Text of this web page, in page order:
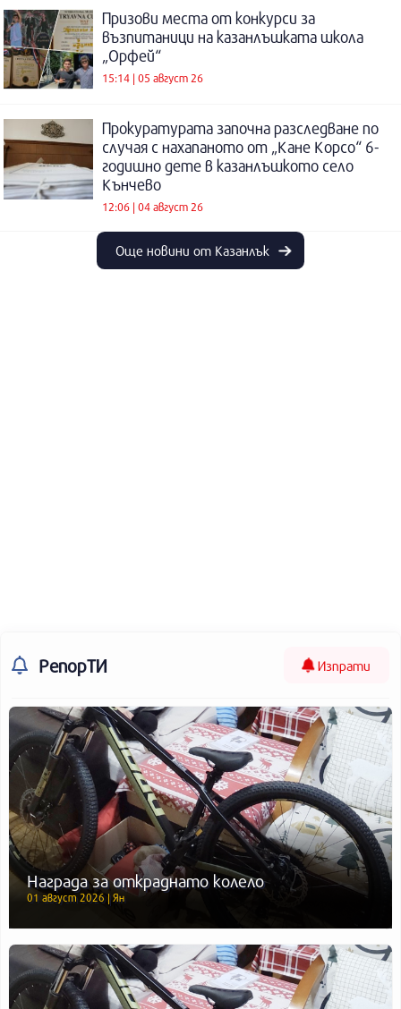
Призови места от конкурси за
възпитаници на казанлъшката школа
„Орфей“
15:14 | 05 август 26
Прокуратурата започна разследване по
случая с нахапаното от „Кане Корсо“ 6-
годишно дете в казанлъшкото село
Кънчево
12:06 | 04 август 26
Още новини от Казанлък
РепорТИ Изпрати
Награда за откраднато колело
01 август 2026 | Ян